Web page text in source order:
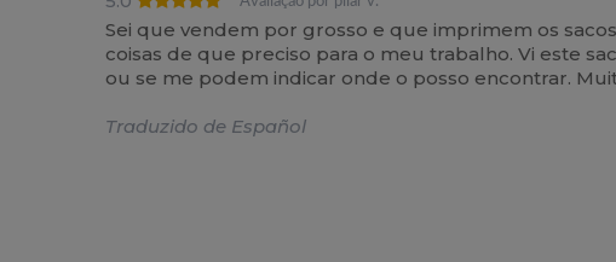
Sei que vendem por grosso e que imprimem os
coisas de que preciso para o meu trabalho. Vi este
ou se me podem indicar onde o posso encontrar.
Traduzido de Español